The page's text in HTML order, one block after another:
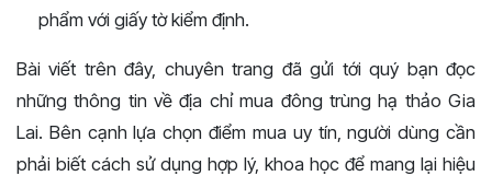
phẩm với giấy tờ kiểm định.
Bài viết trên đây, chuyên trang đã gửi tới quý bạn đọc
những thông tin về địa chỉ mua đông trùng hạ thảo Gia
Lai. Bên cạnh lựa chọn điểm mua uy tín, người dùng cần
phải biết cách sử dụng hợp lý, khoa học để mang lại hiệu